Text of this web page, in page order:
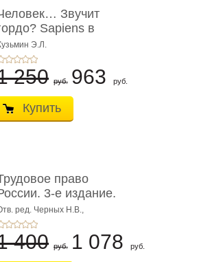
Звучит
Sapiens в
социума � ...
Э.Л.
250 руб. 963 руб.
Купить
право
3-е издание.
для ...
ред. Черных Н.В.,
Шестерякова И.В.
400 руб. 1 078 руб.